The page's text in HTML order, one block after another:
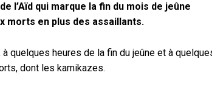
l’Aïd qui marque la fin du mois de jeûne
morts en plus des assaillants.
quelques heures de la fin du jeûne et à
dont les kamikazes.